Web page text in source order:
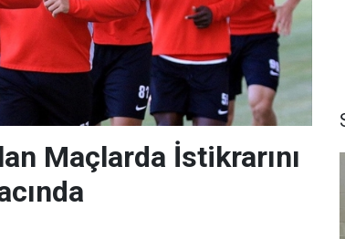
Maçlarda İstikrarını